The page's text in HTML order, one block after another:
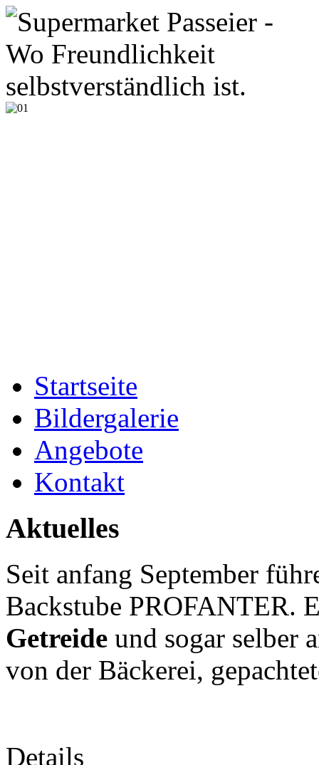
Startseite
Bildergalerie
Angebote
Kontakt
Aktuelles
Seit anfang September
Backstube PROFANTER.
Getreide und sogar selber
von der Bäckerei,
Details